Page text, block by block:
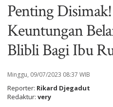
Penting
Keuntungan
Blibli Bagi Ibu
Minggu, 09/07/2023 08:37 WIB
Reporter: Rikard Djegadut
Redaktur: very